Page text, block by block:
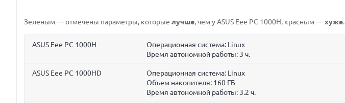
Зеленым— отмечены параметры, которые лучше, чем у ASUS Eee PC 1000H, красным—хуже.
ASUS Eee PC 1000H
Операционная система: Linux
Время автономной работы: 3 ч.
ASUS Eee PC 1000HD
Операционная система: Linux
Объем накопителя: 160 ГБ
Время автономной работы: 3.2 ч.